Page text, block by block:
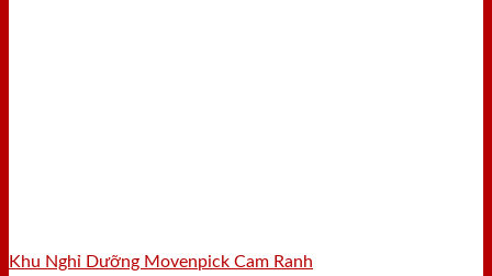
Khu Nghỉ Dưỡng Movenpick Cam Ranh